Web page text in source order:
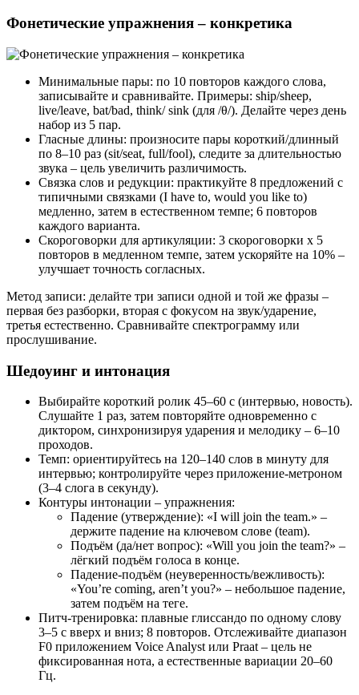
Фонетические упражнения – конкретика
Минимальные пары: по 10 повторов каждого слова,
записывайте и сравнивайте. Примеры: ship/sheep,
live/leave, bat/bad, think/ sink (для /θ/). Делайте через день
набор из 5 пар.
Гласные длины: произносите пары короткий/длинный
по 8–10 раз (sit/seat, full/fool), следите за длительностью
звука – цель увеличить различимость.
Связка слов и редукции: практикуйте 8 предложений с
типичными связками (I have to, would you like to)
медленно, затем в естественном темпе; 6 повторов
каждого варианта.
Скороговорки для артикуляции: 3 скороговорки x 5
повторов в медленном темпе, затем ускоряйте на 10% –
улучшает точность согласных.
Метод записи: делайте три записи одной и той же фразы –
первая без разборки, вторая с фокусом на звук/ударение,
третья естественно. Сравнивайте спектрограмму или
прослушивание.
Шедоуинг и интонация
Выбирайте короткий ролик 45–60 с (интервью, новость).
Слушайте 1 раз, затем повторяйте одновременно с
диктором, синхронизируя ударения и мелодику – 6–10
проходов.
Темп: ориентируйтесь на 120–140 слов в минуту для
интервью; контролируйте через приложение-метроном
(3–4 слога в секунду).
Контуры интонации – упражнения:
Падение (утверждение): «I will join the team.» –
держите падение на ключевом слове (team).
Подъём (да/нет вопрос): «Will you join the team?» –
лёгкий подъём голоса в конце.
Падение-подъём (неуверенность/вежливость):
«You’re coming, aren’t you?» – небольшое падение,
затем подъём на теге.
Питч-тренировка: плавные глиссандо по одному слову
3–5 с вверх и вниз; 8 повторов. Отслеживайте диапазон
F0 приложением Voice Analyst или Praat – цель не
фиксированная нота, а естественные вариации 20–60
Гц.